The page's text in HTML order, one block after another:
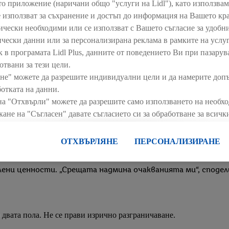
срещна Бисер Инчовски – Управител на ресор
Инчовски в качеството си на топ
на любимите им компании. Участието от страна на
„Подобни срещи са ценни и за двете страни,
университет, Радослав Русинов трупа опит
бъдещето си в страната. „Lidl винаги е
за развитие на кадри, динамичната работна
съм изключително доволен от обслужването, което
с шефа“ се включиха още представители на отдел
и за стратегическите усилия, които водят до
ценности. „Срещата надмина очакванията ми“,
пола. Не се прави изрично разграничаване.
приложение (наричани общо "услуги на Lidl"), като
използват за съхранение и достъп до информация на Вашето
необходими или се използват с Вашето съгласие за
данни или за персонализирана реклама в рамките на
в програмата Lidl Plus, данните от поведението Ви при
за тези цели.
можете да разрешите индивидуални цели и да намерите
на данни.
"Отхвърли" можете да разрешите само използването на
на "Съгласен" давате съгласието си за обработване за
си по всяко време с действие за в бъдеще, можете да намерите
ОТХВЪРЛЯНЕ ПЕРСОНАЛИЗИРАНЕ